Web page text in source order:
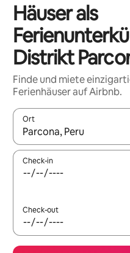
Häuser als
Distrikt
Finde und miete
Ferienhäuser auf Airbnb.
Ort
Wenn Ergebnisse
Check-in
Check-out